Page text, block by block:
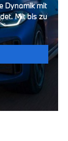
Dynamik mit
Mit bis zu